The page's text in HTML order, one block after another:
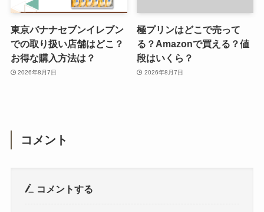
東京バナナセブンイレブン
での取り扱い店舗はどこ？
お得な購入方法は？
2026年8月7日
極プリンはどこで売って
る？Amazonで買える？値
段はいくら？
2026年8月7日
コメント
コメントする